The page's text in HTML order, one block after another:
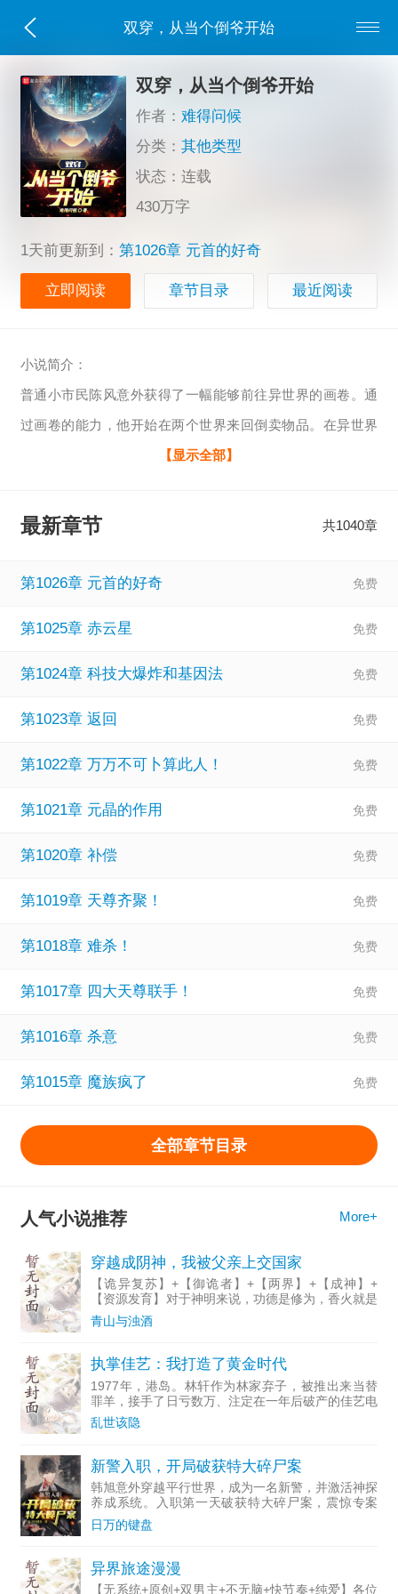
双穿，从当个倒爷开始
双穿，从当个倒爷开始
作者：难得问候
分类：其他类型
状态：连载
430万字
1天前更新到： 第1026章 元首的好奇
立即阅读 章节目录 最近阅读
小说简介：
普通小市民陈风意外获得了一幅能够前往异世界的画卷。通
过画卷的能力，他开始在两个世界来回倒卖物品。在异世界
获得普通矿石运到现代世界立刻成了军方的战略物资。而现
的陈风只想这样安安稳稳的当个倒爷，过着躺平般的生活，
居然还有仙人。这下陈风彻底不淡定了.........PS：本书又名
弹》。
【显示全部】
最新章节 共1040章
第1026章 元首的好奇
第1025章 赤云星
第1024章 科技大爆炸和基因法
第1023章 返回
第1022章 万万不可卜算此人！
第1021章 元晶的作用
第1020章 补偿
第1019章 天尊齐聚！
第1018章 难杀！
第1017章 四大天尊联手！
第1016章 杀意
第1015章 魔族疯了
全部章节目录
人气小说推荐 More+
穿越成阴神，我被父亲上交国家
【诡异复苏】+【御诡者】+【两界】+【成神】+
【资源发育】对于神明来说，功德是修为，香火就是
神力，更是寿元。林逸穿越妖魔世界，成了香火将尽
的落魄阴神，即将神格破碎。好在他能以‘两界盘’，
青山与浊酒
执掌佳艺：我打造了黄金时代
1977年，港岛。林轩作为林家弃子，被推出来当替
罪羊，接手了日亏数万、注定在一年后破产的佳艺电
视台。会议桌前，其他五大股东极尽嘲讽，签下退股
协议甩锅跑路。TVB与丽的磨刀霍霍，准备瓜分佳艺
乱世该隐
新警入职，开局破获特大碎尸案
韩旭意外穿越平行世界，成为一名新警，并激活神探
养成系统。入职第一天破获特大碎尸案，震惊专案
组！然而，一个个诡异离奇的案件却纷至沓来！密
室、藏尸、异装癖……韩旭：没关系，来多少破多
日万的键盘
异界旅途漫漫
【无系统+原创+双男主+不无脑+快节奏+纯爱】各位